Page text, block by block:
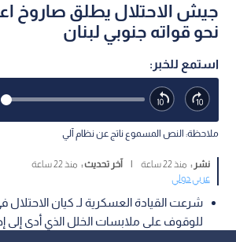
جيش الاحتلال يطلق صاروخ
نحو قواته جنوبي لبنان
استمع للخبر:
ملاحظة: النص المسموع ناتج عن نظام آلي
نشر : منذ 22 ساعة | آخر تحديث : منذ 22 ساعة
عربي دولي
شرعت القيادة العسكرية لـ كيان الاحتلال
للوقوف على ملابسات الخلل الذي أدى إلى